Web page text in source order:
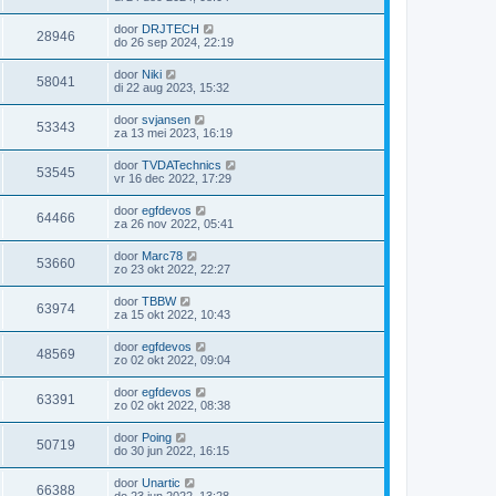
28946 door DRJTECH
do 26 sep 2024, 22:19
58041 door Niki
di 22 aug 2023, 15:32
53343 door svjansen
za 13 mei 2023, 16:19
53545 door TVDATechnics
vr 16 dec 2022, 17:29
64466 door egfdevos
za 26 nov 2022, 05:41
53660 door Marc78
zo 23 okt 2022, 22:27
63974 door TBBW
za 15 okt 2022, 10:43
48569 door egfdevos
zo 02 okt 2022, 09:04
63391 door egfdevos
zo 02 okt 2022, 08:38
50719 door Poing
do 30 jun 2022, 16:15
66388 door Unartic